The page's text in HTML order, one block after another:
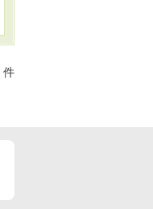
件